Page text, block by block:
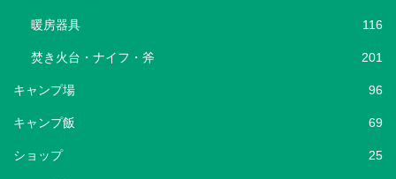
暖房器具 116
焚き火台・ナイフ・斧 201
キャンプ場 96
キャンプ飯 69
ショップ 25